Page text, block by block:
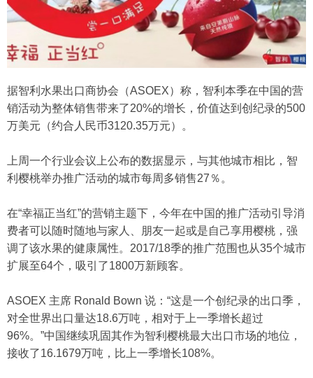
据智利水果出口商协会（ASOEX）称，智利本季在中国的营
销活动为整体销售带来了20%的增长，价值达到创纪录的500
万美元（约合人民币3120.35万元）。
上周一个行业会议上公布的数据显示，与其他城市相比，智
利樱桃举办推广活动的城市每周多销售27％。
在“幸福正当红”的营销主题下，今年在中国的推广活动引导消
费者可以随时随地与家人、朋友一起或是自己享用樱桃，强
调了该水果的健康属性。2017/18季的推广范围也从35个城市
扩展至64个，吸引了1800万新顾客。
ASOEX 主席 Ronald Bown 说：“这是一个创纪录的出口季，
对全世界出口量达18.6万吨，相对于上一季增长超过
96%。”中国继续巩固其作为智利樱桃最大出口市场的地位，
接收了16.1679万吨，比上一季增长108%。